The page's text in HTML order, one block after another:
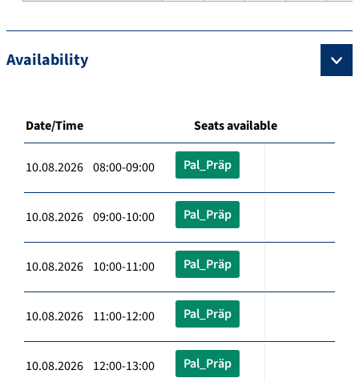
Availability
Date/Time Seats available
10.08.2026 08:00-09:00 Pal_Präp
10.08.2026 09:00-10:00 Pal_Präp
10.08.2026 10:00-11:00 Pal_Präp
10.08.2026 11:00-12:00 Pal_Präp
10.08.2026 12:00-13:00 Pal_Präp